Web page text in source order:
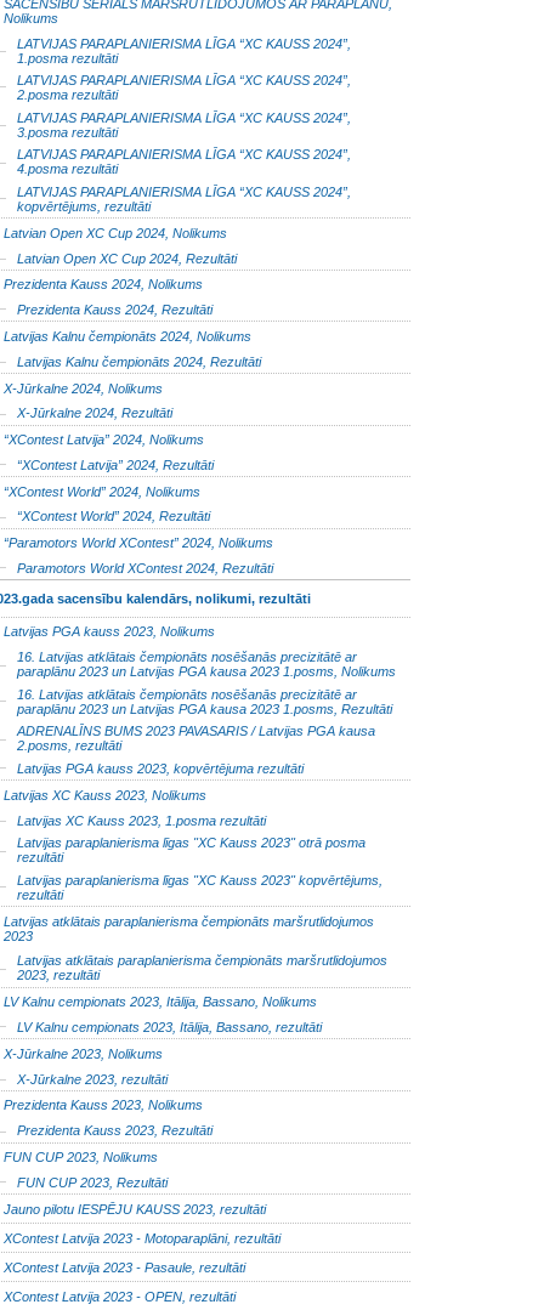
SACENSĪBU SERIĀLS MARŠRUTLIDOJUMOS AR PARAPLĀNU,
Nolikums
LATVIJAS PARAPLANIERISMA LĪGA “XC KAUSS 2024”,
1.posma rezultāti
LATVIJAS PARAPLANIERISMA LĪGA “XC KAUSS 2024”,
2.posma rezultāti
LATVIJAS PARAPLANIERISMA LĪGA “XC KAUSS 2024”,
3.posma rezultāti
LATVIJAS PARAPLANIERISMA LĪGA “XC KAUSS 2024”,
4.posma rezultāti
LATVIJAS PARAPLANIERISMA LĪGA “XC KAUSS 2024”,
kopvērtējums, rezultāti
Latvian Open XC Cup 2024, Nolikums
Latvian Open XC Cup 2024, Rezultāti
Prezidenta Kauss 2024, Nolikums
Prezidenta Kauss 2024, Rezultāti
Latvijas Kalnu čempionāts 2024, Nolikums
Latvijas Kalnu čempionāts 2024, Rezultāti
X-Jūrkalne 2024, Nolikums
X-Jūrkalne 2024, Rezultāti
“XContest Latvija” 2024, Nolikums
“XContest Latvija” 2024, Rezultāti
“XContest World” 2024, Nolikums
“XContest World” 2024, Rezultāti
“Paramotors World XContest” 2024, Nolikums
Paramotors World XContest 2024, Rezultāti
sacensību kalendārs, nolikumi, rezultāti
Latvijas PGA kauss 2023, Nolikums
16. Latvijas atklātais čempionāts nosēšanās precizitātē ar
paraplānu 2023 un Latvijas PGA kausa 2023 1.posms, Nolikums
16. Latvijas atklātais čempionāts nosēšanās precizitātē ar
paraplānu 2023 un Latvijas PGA kausa 2023 1.posms, Rezultāti
ADRENALĪNS BUMS 2023 PAVASARIS / Latvijas PGA kausa
2.posms, rezultāti
Latvijas PGA kauss 2023, kopvērtējuma rezultāti
Latvijas XC Kauss 2023, Nolikums
Latvijas XC Kauss 2023, 1.posma rezultāti
Latvijas paraplanierisma līgas "XC Kauss 2023" otrā posma
rezultāti
Latvijas paraplanierisma līgas "XC Kauss 2023" kopvērtējums,
rezultāti
Latvijas atklātais paraplanierisma čempionāts maršrutlidojumos
2023
Latvijas atklātais paraplanierisma čempionāts maršrutlidojumos
2023, rezultāti
LV Kalnu cempionats 2023, Itālija, Bassano, Nolikums
LV Kalnu cempionats 2023, Itālija, Bassano, rezultāti
X-Jūrkalne 2023, Nolikums
X-Jūrkalne 2023, rezultāti
Prezidenta Kauss 2023, Nolikums
Prezidenta Kauss 2023, Rezultāti
FUN CUP 2023, Nolikums
FUN CUP 2023, Rezultāti
Jauno pilotu IESPĒJU KAUSS 2023, rezultāti
XContest Latvija 2023 - Motoparaplāni, rezultāti
XContest Latvija 2023 - Pasaule, rezultāti
XContest Latvija 2023 - OPEN, rezultāti